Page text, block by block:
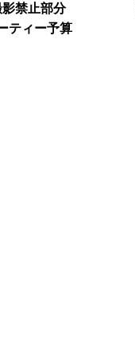
禁止部分
ティー予算